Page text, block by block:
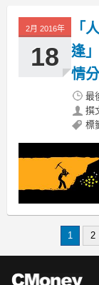
2月 2016年
18
「
逢
情分
最
撰
標
1 2